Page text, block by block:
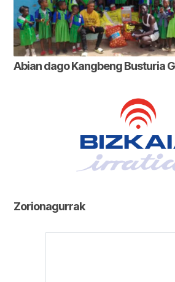
Abian dago Kangbeng Busturia
Zorionagurrak